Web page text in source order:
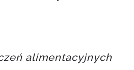
alimentacyjnych